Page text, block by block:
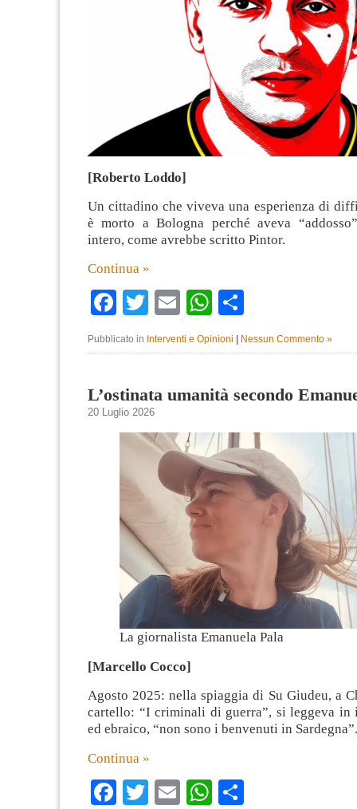
[Roberto Loddo]
Un cittadino che viveva una esperienza di
è morto a Bologna perché aveva
intero, come avrebbe scritto Pintor.
Continua »
Facebook
TwitterEmailWhatsApp
Pubblicato in Interventi e Opinioni Nessun Commento »
L’ostinata umanità secondo
20 Luglio 2026
La giornalista Emanuela Pala
[Marcello Cocco]
Agosto 2025: nella spiaggia di Su Giudeu, a
cartello: “I criminali di guerra”, si leggeva in
ed ebraico, “non sono i benvenuti in Sardegna”.
Continua »
Facebook
Twitter
EmailWhatsApp